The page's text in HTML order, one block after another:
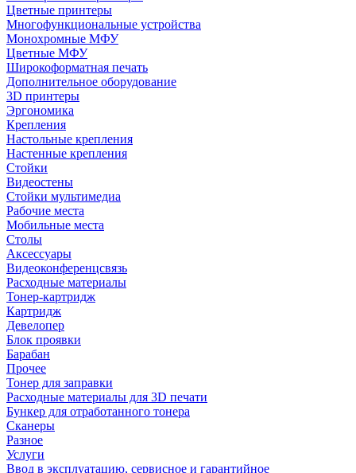
Цвeтныe принтеры
Многофункциональные устройства
Монохромные МФУ
Цветные МФУ
Широкоформатная печать
Дополнительное оборудование
3D принтеры
Эргономика
Крепления
Настольные крепления
Настенные крепления
Стойки
Видеостены
Стойки мультимедиа
Рабочие места
Мобильные места
Столы
Аксессуары
Видеоконференцсвязь
Расходные материалы
Тонер-картридж
Картридж
Девелопер
Блок проявки
Барабан
Прочее
Тонер для заправки
Расходные материалы для 3D печати
Бункер для отработанного тонера
Сканеры
Разное
Услуги
Ввод в эксплуатацию, сервисное и гарантийное